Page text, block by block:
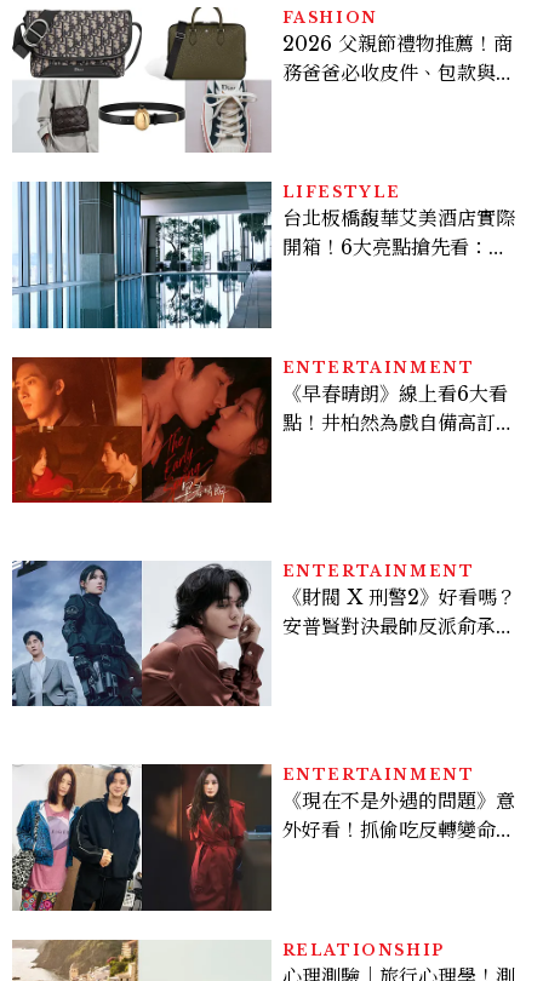
FASHION
2026 父親節禮物推薦！商
務爸爸必收皮件、包款與鞋
LIFESTYLE
台北板橋馥華艾美酒店實際
開箱！6大亮點搶先看：新
ENTERTAINMENT
《早春晴朗》線上看6大看
點！井柏然為戲自備高訂，
ENTERTAINMENT
《財閥 X 刑警2》好看嗎？
安普賢對決最帥反派俞承
ENTERTAINMENT
《現在不是外遇的問題》意
外好看！抓偷吃反轉變命
看點懶人包
RELATIONSHIP
心理測驗｜旅行心理學！測